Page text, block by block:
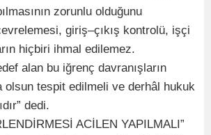
zorunlu olduğunu
giriş–çıkış kontrolü, işçi
hiçbiri ihmal edilemez.
alan bu iğrenç davranışların
olsun tespit edilmeli ve derhâl hukuk
dedi.
ACİLEN YAPILMALI”